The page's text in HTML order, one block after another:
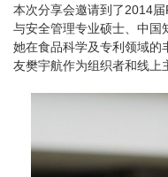
本次分享会邀请到了2014
与安全管理专业硕士、中国
她在食品科学及专利领域的
友樊宇航作为组织者和线上